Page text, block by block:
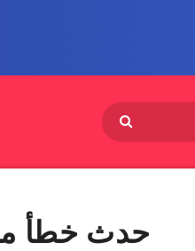
حدث خطأ